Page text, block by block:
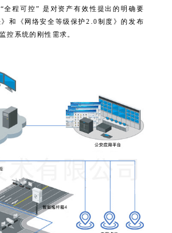
全程可控” 是对资产有效性提出的明确要
和《网络安全等级保护2.0制度》的发布
控系统的刚性需求。